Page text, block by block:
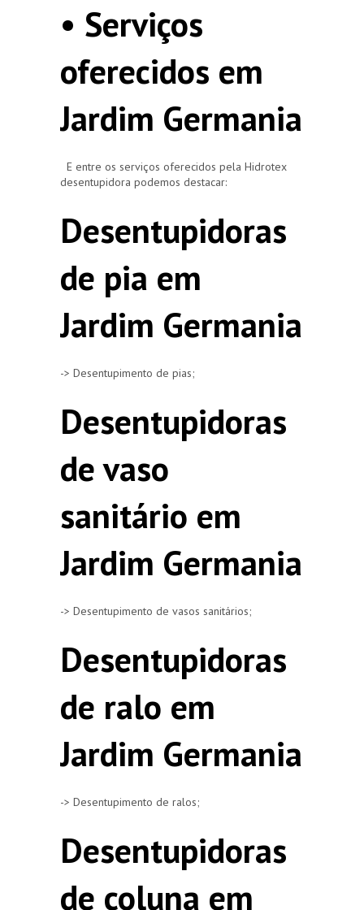
• Serviços
oferecidos em
Jardim Germania
E entre os serviços oferecidos pela Hidrotex
desentupidora podemos destacar:
Desentupidoras
de pia em
Jardim Germania
-> Desentupimento de pias;
Desentupidoras
de vaso
sanitário em
Jardim Germania
-> Desentupimento de vasos sanitários;
Desentupidoras
de ralo em
Jardim Germania
-> Desentupimento de ralos;
Desentupidoras
de coluna em